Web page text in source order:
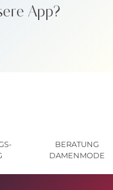
App?
BERATUNG
DAMENMODE